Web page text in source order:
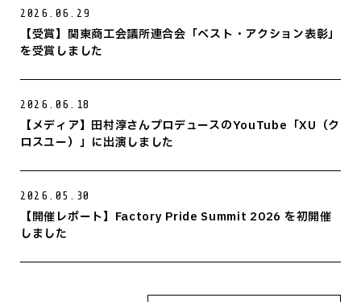
2026.06.29
【受賞】関東商工会議所連合会「ベスト・アクション表彰」
を受賞しました
2026.06.18
【メディア】田村淳さんプロデュースのYouTube「XU（ク
ロスユー）」に出演しました
2026.05.30
【開催レポート】Factory Pride Summit 2026 を初開催
しました